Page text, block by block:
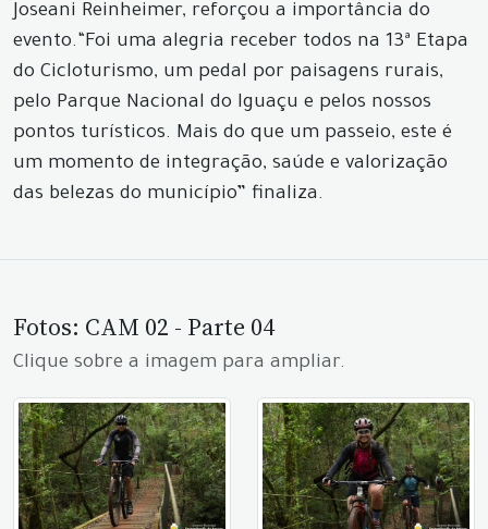
Joseani Reinheimer, reforçou a importância do
evento.“Foi uma alegria receber todos na 13ª Etapa
do Cicloturismo, um pedal por paisagens rurais,
pelo Parque Nacional do Iguaçu e pelos nossos
pontos turísticos. Mais do que um passeio, este é
um momento de integração, saúde e valorização
das belezas do município” finaliza.
Fotos: CAM 02 - Parte 04
Clique sobre a imagem para ampliar.